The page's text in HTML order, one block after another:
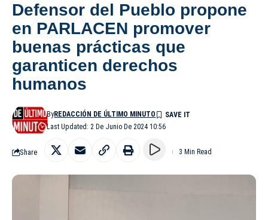
Defensor del Pueblo propone
en PARLACEN promover
buenas prácticas que
garanticen derechos
humanos
Last Updated: 2 De Junio De 2024 10:56
ByREDACCIÓN DE ÚLTIMO MINUTO
Share 3 Min Read